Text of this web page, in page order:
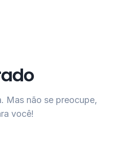
Mas não se preocupe,
você!